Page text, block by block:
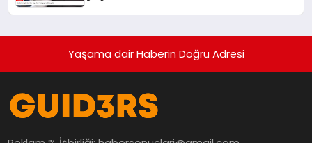
Yaşama dair Haberin Doğru Adresi